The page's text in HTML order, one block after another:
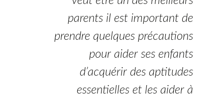
parents il est important de
prendre quelques précautions
pour aider ses enfants
d’acquérir des aptitudes
essentielles et les aider à